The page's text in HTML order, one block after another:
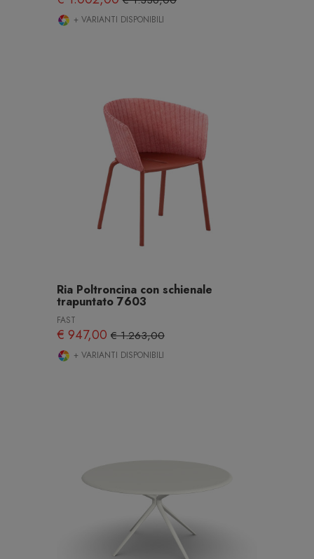
+ VARIANTI DISPONIBILI
Ria Poltroncina con schienale
trapuntato 7603
FAST
€ 947,00€ 1.263,00
+ VARIANTI DISPONIBILI